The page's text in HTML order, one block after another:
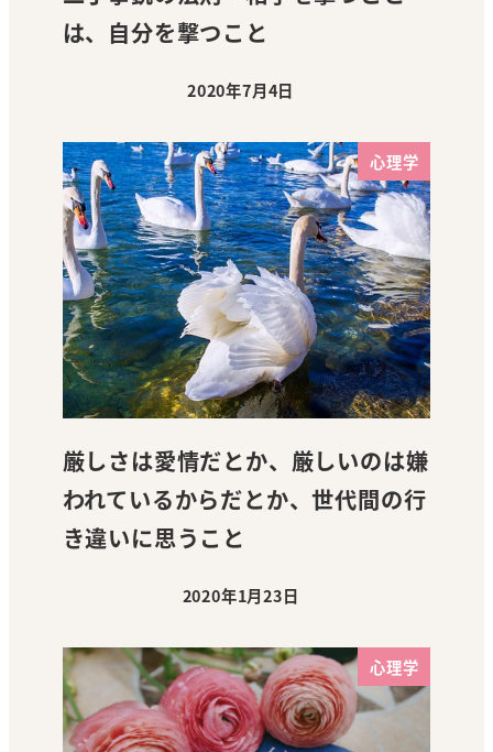
は、自分を撃つこと
投稿日
2020年7月4日
心理学
厳しさは愛情だとか、厳しいのは嫌
われているからだとか、世代間の行
き違いに思うこと
投稿日
2020年1月23日
心理学